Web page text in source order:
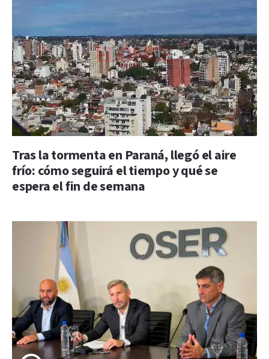
Tras la tormenta en Paraná, llegó el aire
frío: cómo seguirá el tiempo y qué se
espera el fin de semana